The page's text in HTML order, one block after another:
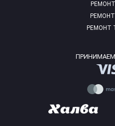
РЕМОНТ